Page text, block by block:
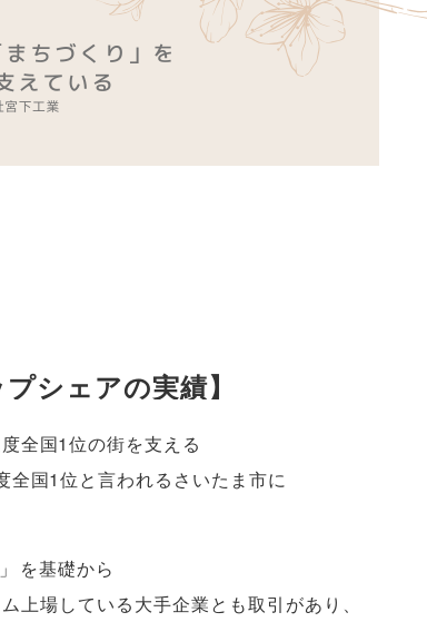
シェアの実績】
全国1位の街を支える
国1位と言われるさいたま市に
」
を基礎から
上場している大手企業とも取引があり 、